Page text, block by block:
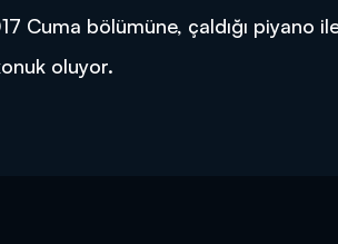
Cuma bölümüne, çaldığı piyano
oluyor.